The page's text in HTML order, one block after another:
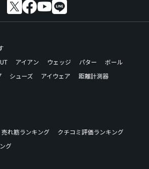
UT アイアン ウェッジ パター
ボール
シューズ アイウェア
距離計測器
売れ筋ランキング
クチコミ評価ランキング
グ